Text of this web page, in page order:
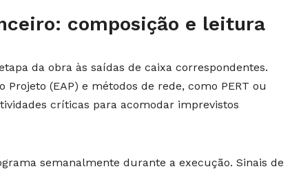
composição e leitura
da obra às saídas de caixa correspondentes.
(EAP) e métodos de rede, como PERT ou
críticas para acomodar imprevistos
semanalmente durante a execução. Sinais de